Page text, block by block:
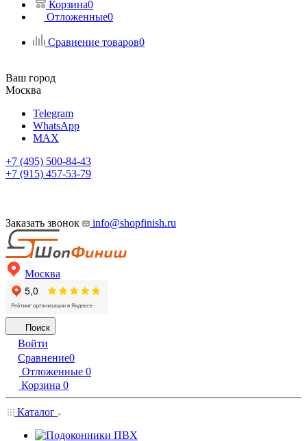
Корзина0
Отложенные0
Сравнение товаров0
Ваш город
Москва
Telegram
WhatsApp
MAX
+7 (495) 500-84-43
+7 (915) 457-53-79
Заказать звонок info@shopfinish.ru
Москва
Поиск
Войти
Сравнение0
Отложенные 0
Корзина 0
Каталог